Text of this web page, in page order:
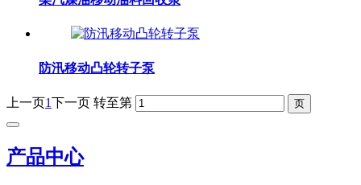
防汛移动凸轮转子泵
上一页1下一页 转至第
产品中心